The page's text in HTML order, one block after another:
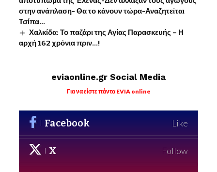
στην ανάπλαση- Θα το κάνουν τώρα-Αναζητείται
Τσίπα…
Χαλκίδα: Το παζάρι της Αγίας Παρασκευής – Η
αρχή 162 χρόνια πριν…!
eviaonline.gr Social Media
Για να είστε πάντα EVIA online
Facebook Like
X Follow